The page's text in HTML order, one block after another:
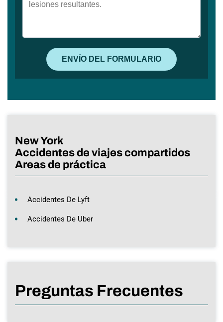
New York
Accidentes de viajes compartidos
Areas de práctica
Accidentes De Lyft
Accidentes De Uber
Preguntas Frecuentes